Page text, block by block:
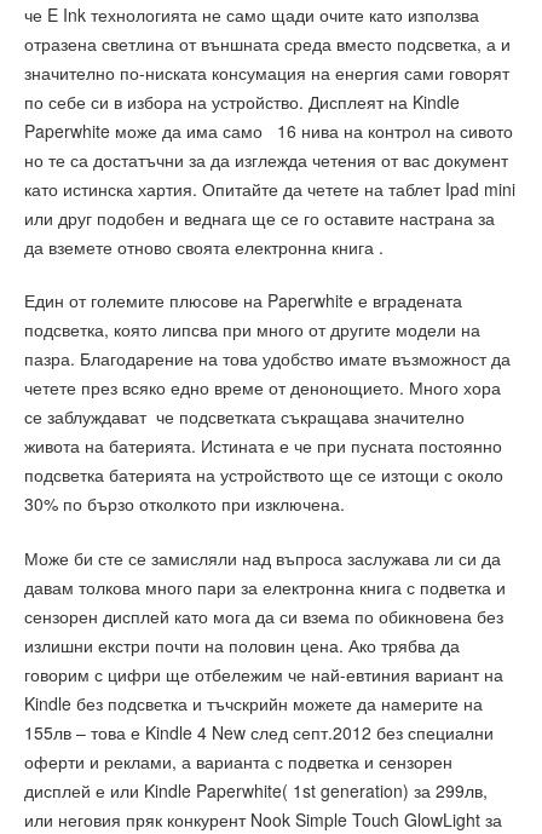
че E Ink технологията не само щади очите като използва
отразена светлина от външната среда вместо подсветка, а и
значително по-ниската консумация на енергия сами говорят
по себе си в избора на устройство. Дисплеят на Kindle
Paperwhite може да има само 16 нива на контрол на сивото
но те са достатъчни за да изглежда четения от вас документ
като истинска хартия. Опитайте да четете на таблет Ipad mini
или друг подобен и веднага ще се го оставите настрана за
да вземете отново своята електронна книга .
Един от големите плюсове на Paperwhite е вградената
подсветка, която липсва при много от другите модели на
пазра. Благодарение на това удобство имате възможност да
четете през всяко едно време от денонощието. Много хора
се заблуждават че подсветката съкращава значително
живота на батерията. Истината е че при пусната постоянно
подсветка батерията на устройството ще се изтощи с около
30% по бързо отколкото при изключена.
Може би сте се замисляли над въпроса заслужава ли си да
давам толкова много пари за електронна книга с подветка и
сензорен дисплей като мога да си взема по обикновена без
излишни екстри почти на половин цена. Ако трябва да
говорим с цифри ще отбележим че най-евтиния вариант на
Kindle без подсветка и тъчскрийн можете да намерите на
155лв – това е Kindle 4 New след септ.2012 без специални
оферти и реклами, а варианта с подветка и сензорен
дисплей е или Kindle Paperwhite( 1st generation) за 299лв,
или неговия пряк конкурент Nook Simple Touch GlowLight за